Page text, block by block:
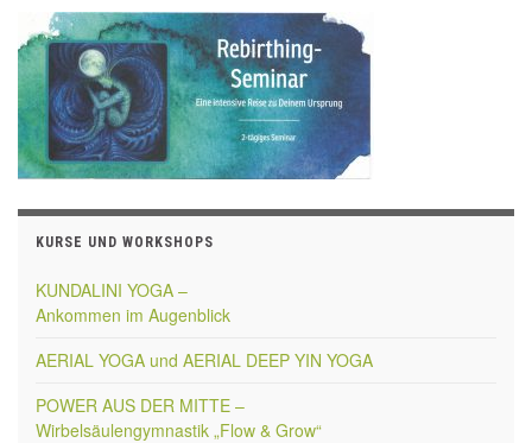
KURSE UND WORKSHOPS
KUNDALINI YOGA –
Ankommen im Augenblick
AERIAL YOGA und AERIAL DEEP YIN YOGA
POWER AUS DER MITTE –
Wirbelsäulengymnastik „Flow & Grow“